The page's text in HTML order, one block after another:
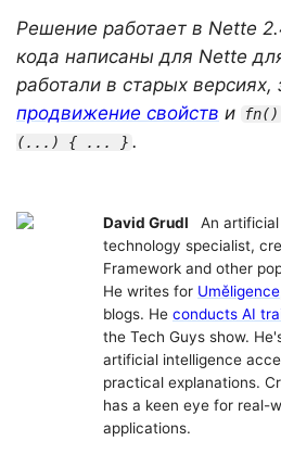
Решение работает в Nette
кода написаны для Nette
работали в старых версиях,
продвижение свойств и fn()
(...) { ... } .
David Grudl
An
technology specialist,
Framework and other
He writes for Uměligence
blogs. He conducts AI
the Tech Guys show.
artificial intelligence
practical explanations.
has a keen eye for real-
applications.